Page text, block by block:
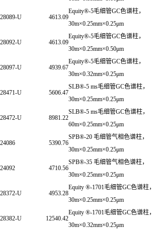
28089-U 4613.09
Equity®-5毛细管GC色谱柱，
30m×0.25mm×0.25μm
28092-U 4613.09
Equity®-5毛细管GC色谱柱，
30m×0.25mm×0.50μm
28097-U 4939.67
Equity®-5毛细管GC色谱柱，
30m×0.32mm×0.25μm
28471-U 5606.47
SLB®-5 ms毛细管GC色谱柱，
30m×0.25mm×0.25μm
28472-U 8981.22
SLB®-5 ms毛细管GC色谱柱，
60m×0.25mm×0.25μm
24086 5390.76
SPB®-20 毛细管气相色谱柱，
30m×0.25mm×0.25μm
24092 4710.56
SPB®-35 毛细管气相色谱柱，
30m×0.25mm×0.25μm
28372-U 4953.28
Equity ®-1701毛细管GC色谱柱，
30m×0.25mm×0.25μm
28382-U 12540.42
Equity ®-1701毛细管GC色谱柱，
30m×0.32mm×0.25μm